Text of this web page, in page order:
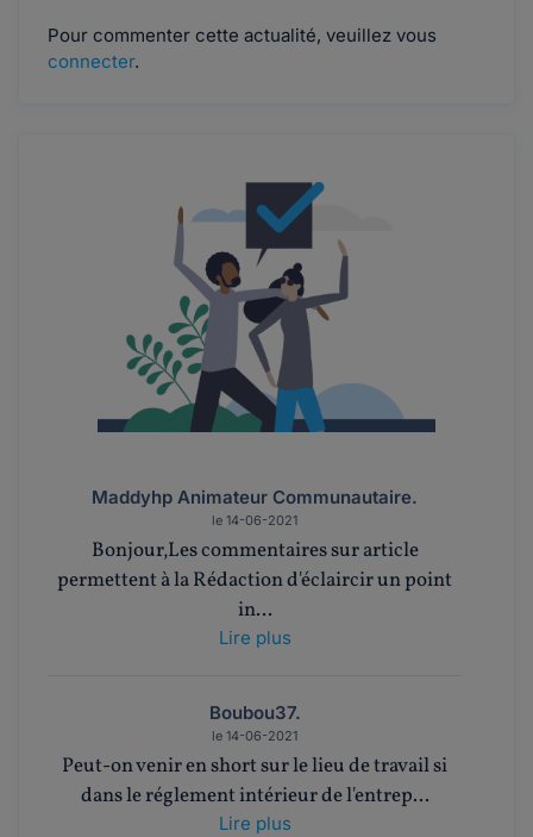
Pour commenter cette actualité, veuillez vous
connecter.
Maddyhp Animateur Communautaire.
le 14-06-2021
Bonjour,Les commentaires sur article
permettent à la Rédaction d'éclaircir un point
in...
Lire plus
Boubou37.
le 14-06-2021
Peut-on venir en short sur le lieu de travail si
dans le réglement intérieur de l'entrep...
Lire plus